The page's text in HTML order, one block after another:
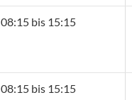
08:15 bis 15:15
08:15 bis 15:15